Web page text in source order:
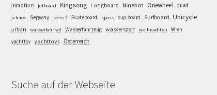
Inmotion jetboard Kingsong Longboard Ninebot Onewheel quad
schnee Segway serie 2 Skateboard spass sup board Surfboard Unicycle
urban wasserfahrrad Wasserfahrzeug wassersport weihnachten
Wien
yachttoy yachttoys Österreich
Suche auf der Webseite